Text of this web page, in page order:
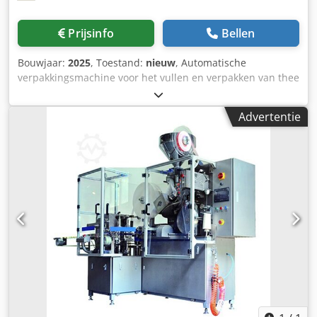
koelsysteem (2–2,5 minuten) • Ontkalkings- en
kafopvangsysteem • Zeer efficiënte naverbrander met ca.
roastedsoftware • Receptengeheugen voor maximaal
10.000 brandprofielen • Gelijktijdig branden en koelen •
Aardgasvoeding • Ca. 4,5 m³/u zonder naverbrander • Ca.
7,5 m³/u met naverbrander • Continue productiecapaciteit:
120–140 kg/u • Totaal gewicht: 2800 kg • Engelstalige
bediening en volledige technische documentatie •
Volautomatische productie De geïntegreerde vacuüm
groene bonenlader plaatst direct de volgende vooraf
geladen batch groene koffie in de brandtrommel nadat de
vorige batch in de koelbak is geleegd. Crodpfezht I Uox
Aflsf In volledig automatische modus voert de machine
achtereenvolgende brandcycli uit met minimale
operatorinterventie, wat zorgt voor maximale productiviteit
en perfect reproduceerbare brandprofielen. Conditie Bijna
in nieuwstaat Slechts ca. 30 draaiuren Uitstekende
technische staat Uitstekende esthetische staat
Demonstratiebranden is mogelijk op afspraak. Garantie
Prijsinfo Bellen
Bouwjaar: 2025, Toestand: nieuw, Automatische
verpakkingsmachine voor het vullen en verpakken van thee
in theezakjes met één kamer en vervolgens het verpakken
in zakjes met driezijdige verzegeling. Inclusief
volumedispenser en etiketteersysteem voor het
aanbrengen van de draad met etiket. Etiketteersysteem: Bij
de standaarduitvoering wordt het etiket gevouwen en met
de ingevoegde draad vastgelijmd. Voor deze productiestap
is optioneel een warmtelasmodule beschikbaar.
Fabricagemethode voor het bevestigen van de draad aan
theezakjes: Door middel van hitteafdichting in de rand van
het theezakje. Gegroepeerde uitgifte van zakken,
individueel, geteld of in een reeds opgezette doos
(optioneel). - Specificaties: max. machinecyclussnelheid bij
stationair draaien: 115 cycli per minuut; Doseervolume:
max. 10cm³; Afmetingen theezakje LxB: 65x62,5mm;
Rolbreedte van theezakjesmateriaal: 125 mm; geschikt
Advertentie